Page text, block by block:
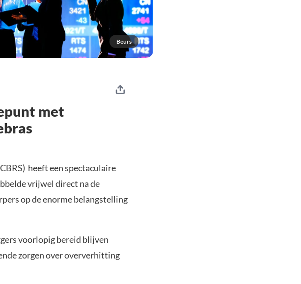
Beurs
met
heeft een spectaculaire
vrijwel direct na de
op de enorme belangstelling
voorlopig bereid blijven
zorgen over oververhitting